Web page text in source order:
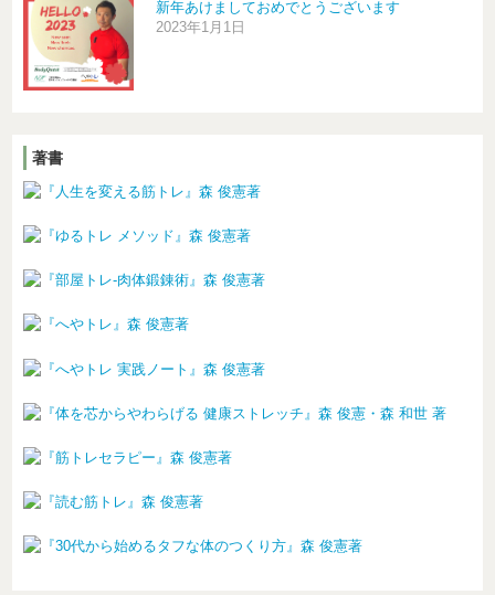
新年あけましておめでとうございます
2023年1月1日
著書